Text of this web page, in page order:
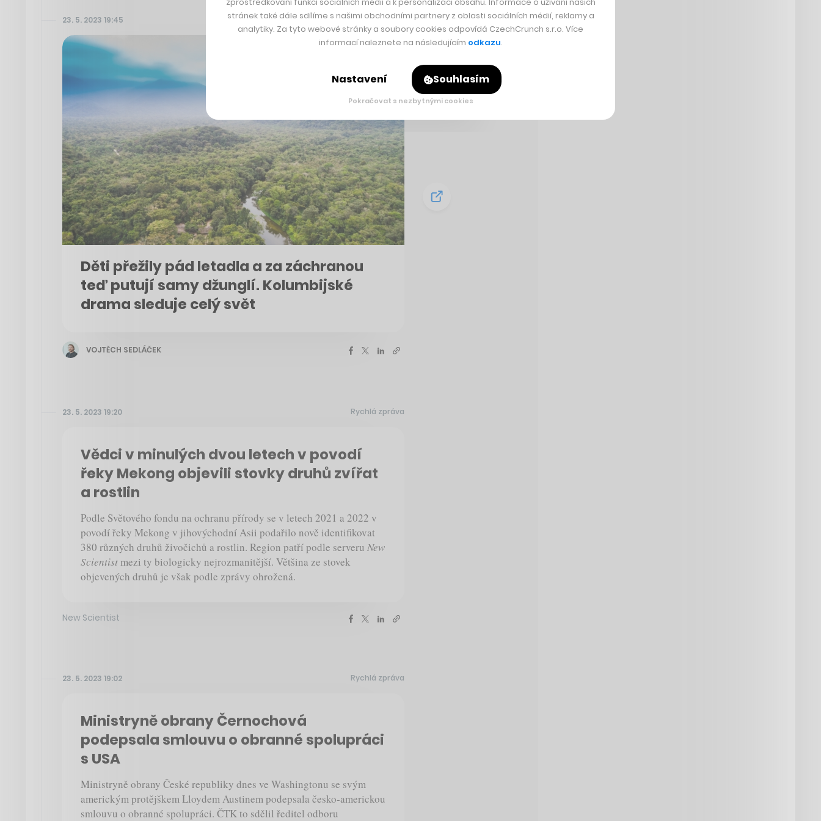
23. 5. 2023 19:45
Děti přežily pád letadla a za záchranou
teď putují samy džunglí. Kolumbijské
drama sleduje celý svět
VOJTĚCH SEDLÁČEK
23. 5. 2023 19:20 Rychlá zpráva
Vědci v minulých dvou letech v povodí
řeky Mekong objevili stovky druhů zvířat
a rostlin
Podle Světového fondu na ochranu přírody se v letech 2021 a 2022 v
povodí řeky Mekong v jihovýchodní Asii podařilo nově identifikovat
380 různých druhů živočichů a rostlin. Region patří podle serveru New
Scientist mezi ty biologicky nejrozmanitější. Většina ze stovek
objevených druhů je však podle zprávy ohrožená.
New Scientist
23. 5. 2023 19:02 Rychlá zpráva
Ministryně obrany Černochová
podepsala smlouvu o obranné spolupráci
s USA
Ministryně obrany České republiky dnes ve Washingtonu se svým
americkým protějškem Lloydem Austinem podepsala česko-americkou
smlouvu o obranné spolupráci. ČTK to sdělil ředitel odboru
stránek také dále sdílíme s našimi obchodními partnery z oblasti sociálních médií, reklamy a
analytiky. Za tyto webové stránky a soubory cookies odpovídá CzechCrunch s.r.o. Více
informací naleznete na následujícím odkazu.
Nastavení Souhlasím
Pokračovat s nezbytnými cookies